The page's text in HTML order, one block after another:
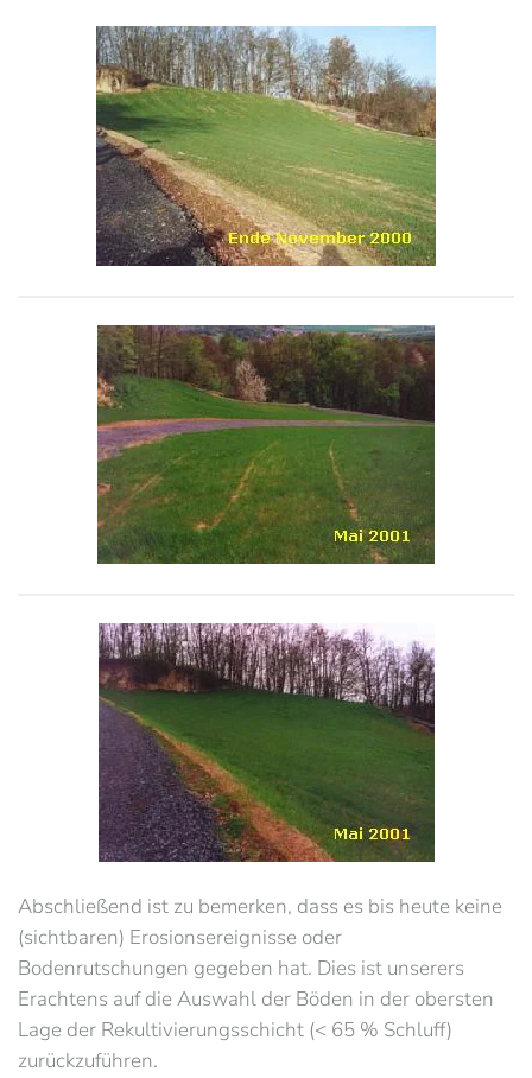
Abschließend ist zu bemerken, dass es bis heute keine
(sichtbaren) Erosionsereignisse oder
Bodenrutschungen gegeben hat. Dies ist unserers
Erachtens auf die Auswahl der Böden in der obersten
Lage der Rekultivierungsschicht (< 65 % Schluff)
zurückzuführen.